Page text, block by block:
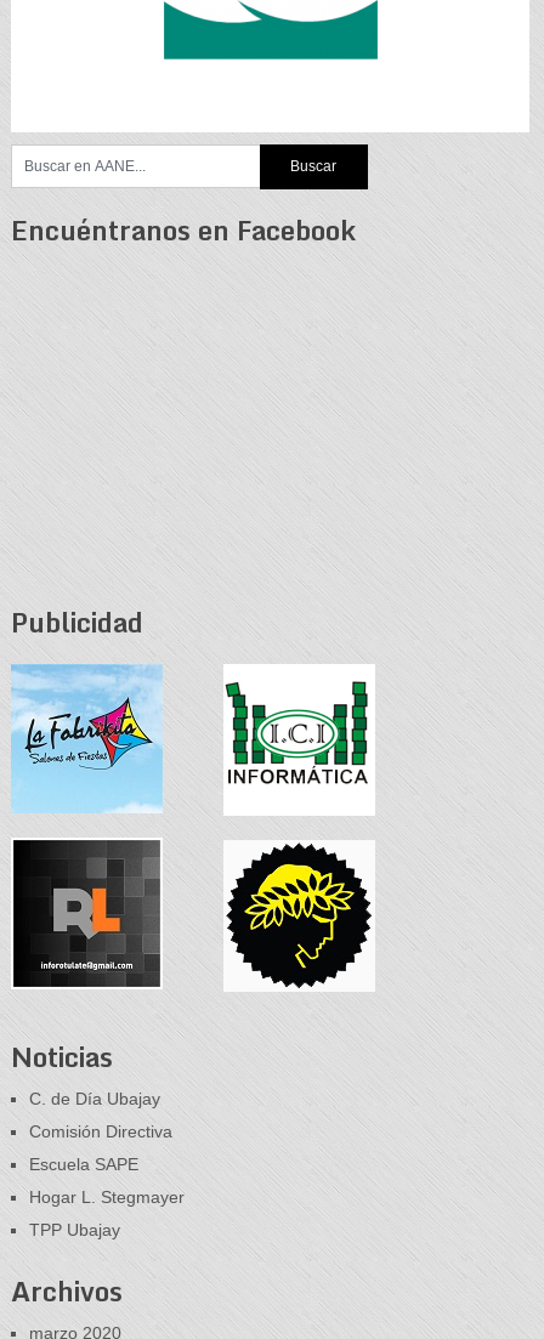
Encuéntranos en Facebook
Publicidad
Noticias
C. de Día Ubajay
Comisión Directiva
Escuela SAPE
Hogar L. Stegmayer
TPP Ubajay
Archivos
marzo 2020